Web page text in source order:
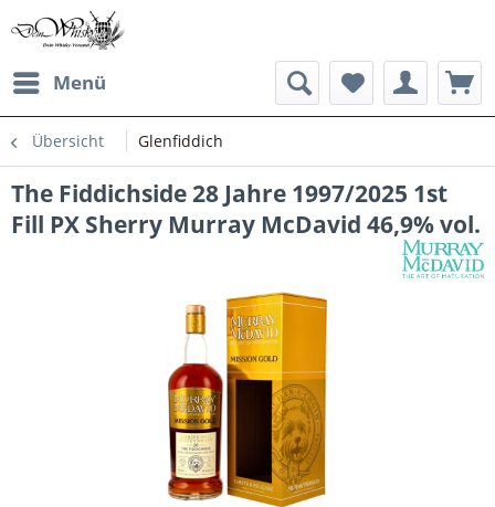
Menü
Übersicht Glenfiddich
The Fiddichside 28 Jahre 1997/2025 1st
Fill PX Sherry Murray McDavid 46,9% vol.